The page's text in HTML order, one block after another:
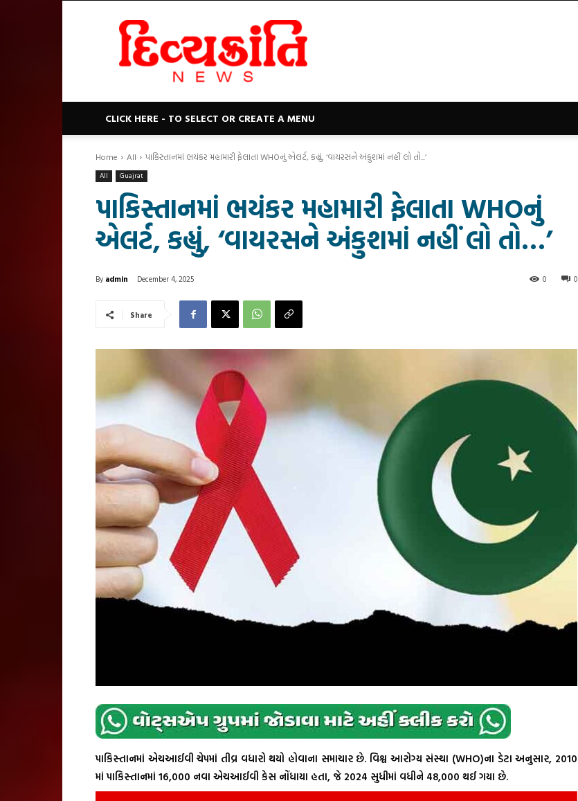
Divyakranti
News
CLICK HERE - TO SELECT OR CREATE A MENU
Home All પાકિસ્તાનમાં ભયંકર મહામારી ફેલાતા WHOનું એલર્ટ, કહ્યું, ‘વાયરસને અંકુશમાં નહીં લો તો...’
All Guajrat
પાકિસ્તાનમાં ભયંકર મહામારી ફેલાતા WHOનું
એલર્ટ, કહ્યું, ‘વાયરસને અંકુશમાં નહીં લો તો…’
By admin December 4, 2025 0
0
Share
પાકિસ્તાનમાં એચઆઈવી ચેપમાં તીવ્ર વધારો થયો હોવાના સમાચાર છે. વિશ્વ આરોગ્ય સંસ્થા (WHO)ના ડેટા અનુસાર, 2010
માં પાકિસ્તાનમાં 16,000 નવા એચઆઈવી કેસ નોંધાયા હતા, જે 2024 સુધીમાં વધીને 48,000 થઈ ગયા છે.